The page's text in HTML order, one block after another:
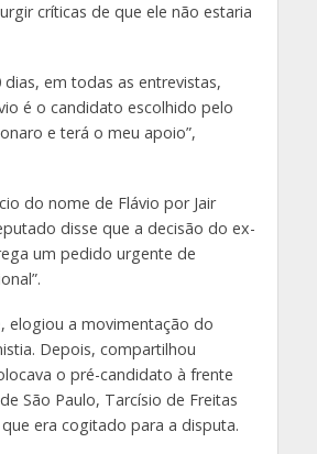
críticas de que ele não estaria
dias, em todas as entrevistas,
é o candidato escolhido pelo
e terá o meu apoio”,
do nome de Flávio por Jair
disse que a decisão do ex-
um pedido urgente de
elogiou a movimentação do
Depois, compartilhou
o pré-candidato à frente
São Paulo, Tarcísio de Freitas
era cogitado para a disputa.